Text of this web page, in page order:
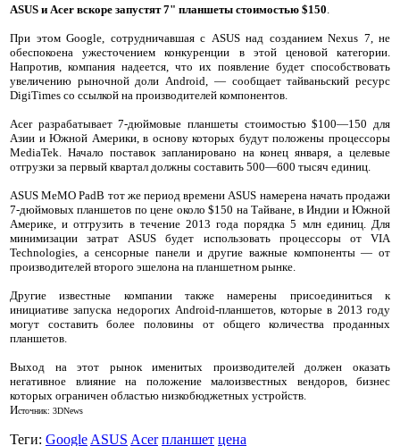
ASUS и Acer вскоре запустят 7" планшеты стоимостью $150.
При этом Google, сотрудничавшая с ASUS над созданием Nexus 7, не
обеспокоена ужесточением конкуренции в этой ценовой категории.
Напротив, компания надеется, что их появление будет способствовать
увеличению рыночной доли Android, — сообщает тайваньский ресурс
DigiTimes со ссылкой на производителей компонентов.
Acer разрабатывает 7-дюймовые планшеты стоимостью $100—150 для
Азии и Южной Америки, в основу которых будут положены процессоры
MediaTek. Начало поставок запланировано на конец января, а целевые
отгрузки за первый квартал должны составить 500—600 тысяч единиц.
ASUS MeMO PadВ тот же период времени ASUS намерена начать продажи
7-дюймовых планшетов по цене около $150 на Тайване, в Индии и Южной
Америке, и отгрузить в течение 2013 года порядка 5 млн единиц. Для
минимизации затрат ASUS будет использовать процессоры от VIA
Technologies, а сенсорные панели и другие важные компоненты — от
производителей второго эшелона на планшетном рынке.
Другие известные компании также намерены присоединиться к
инициативе запуска недорогих Android-планшетов, которые в 2013 году
могут составить более половины от общего количества проданных
планшетов.
Выход на этот рынок именитых производителей должен оказать
негативное влияние на положение малоизвестных вендоров, бизнес
которых ограничен областью низкобюджетных устройств.
Источник: 3DNews
Теги: GoogleASUS Acer планшет цена